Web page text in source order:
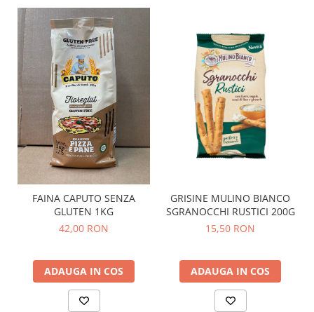
FAINA CAPUTO SENZA
GLUTEN 1KG
42,00 RON
ADAUGA IN COS
GRISINE MULINO BIANCO
SGRANOCCHI RUSTICI 200G
15,50 RON
ADAUGA IN COS